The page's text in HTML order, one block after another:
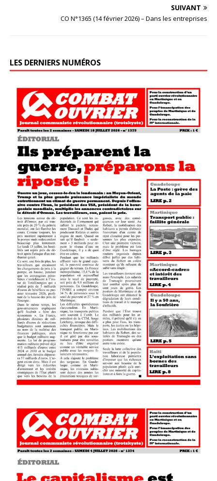
SUIVANT
CO N°1365 (14 février 2026) – Dans les entreprises
LES DERNIERS NUMÉROS